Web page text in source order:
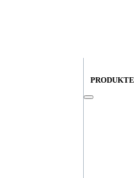
PRODUKTE